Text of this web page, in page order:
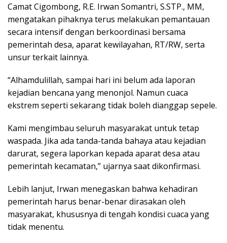
Camat Cigombong, R.E. Irwan Somantri, S.STP., MM,
mengatakan pihaknya terus melakukan pemantauan
secara intensif dengan berkoordinasi bersama
pemerintah desa, aparat kewilayahan, RT/RW, serta
unsur terkait lainnya.
“Alhamdulillah, sampai hari ini belum ada laporan
kejadian bencana yang menonjol. Namun cuaca
ekstrem seperti sekarang tidak boleh dianggap sepele.
Kami mengimbau seluruh masyarakat untuk tetap
waspada. Jika ada tanda-tanda bahaya atau kejadian
darurat, segera laporkan kepada aparat desa atau
pemerintah kecamatan,” ujarnya saat dikonfirmasi.
Lebih lanjut, Irwan menegaskan bahwa kehadiran
pemerintah harus benar-benar dirasakan oleh
masyarakat, khususnya di tengah kondisi cuaca yang
tidak menentu.